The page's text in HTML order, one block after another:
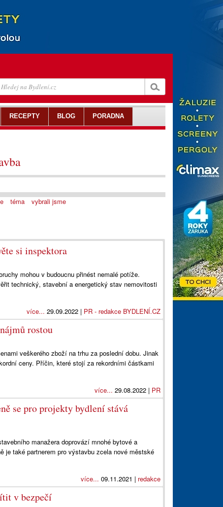
téma vybrali jsme
si inspektora
mohou v budoucnu přinést nemalé potíže.
technický, stavební a energetický stav nemovitosti
více... 29.09.2022 | PR - redakce BYDLENÍ.CZ
rostou
veškerého zboží na trhu za poslední dobu. Jinak
ceny. Příčin, které stojí za rekordními částkami
více... 29.08.2022 | PR
se pro projekty bydlení stává
manažera doprovází mnohé bytové a
je také partnerem pro výstavbu zcela nové městské
více... 09.11.2021 | redakce
v bezpečí
RECEPTY BLOG PORADNA